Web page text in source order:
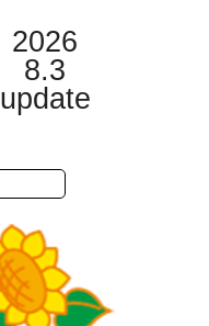
2026
8.3
update